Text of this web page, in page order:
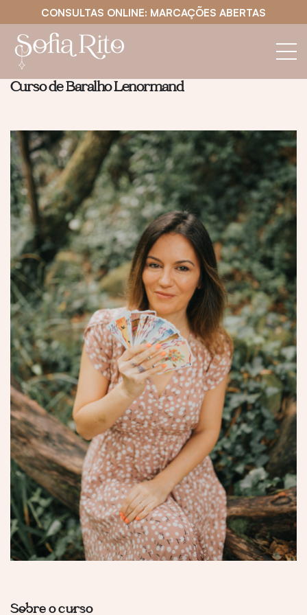
CONSULTAS ONLINE: MARCAÇÕES ABERTAS
Curso de Baralho Lenormand
Sobre o curso